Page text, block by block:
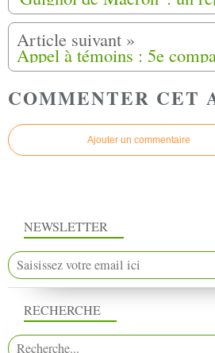
COMMENTER CET
Ajouter un commentaire
NEWSLETTER
RECHERCHE